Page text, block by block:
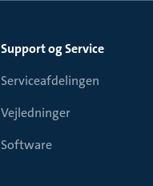
Support og Service
Serviceafdelingen
Vejledninger
Software